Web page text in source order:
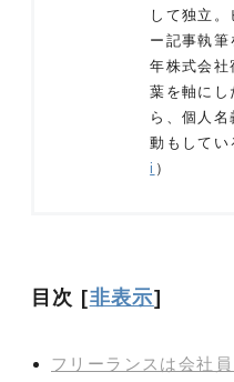
して独立
ー記事執
年株式会社
葉を軸にし
ら、個人
動もしてい
i ）
目次 [非表示]
フリーランスは会社